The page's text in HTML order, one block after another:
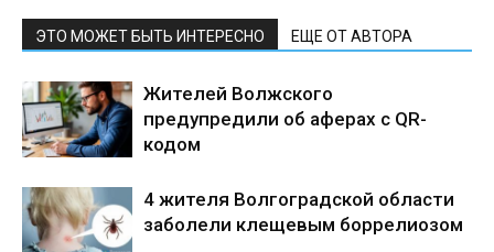
ЭТО МОЖЕТ БЫТЬ ИНТЕРЕСНО ЕЩЕ ОТ АВТОРА
Жителей Волжского
предупредили об аферах с QR-
кодом
4 жителя Волгоградской области
заболели клещевым боррелиозом